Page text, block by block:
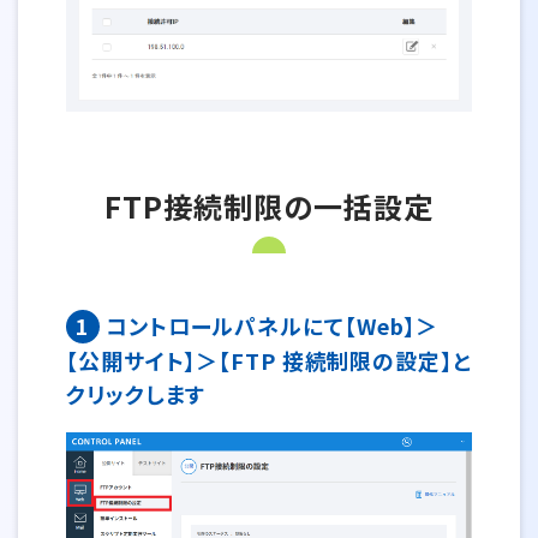
FTP接続制限の一括設定
1
コントロールパネルにて【Web】＞
【公開サイト】＞【FTP 接続制限の設定】と
クリックします